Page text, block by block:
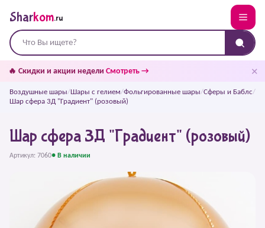
Sharkom.ru
🔥 Скидки и акции недели Смотреть → ✕
Воздушные шары/Шары с гелием/Фольгированные шары/Сферы и Баблс/
Шар сфера 3Д "Градиент" (розовый)
Шар сфера 3Д "Градиент" (розовый)
Артикул: 7060● В наличии